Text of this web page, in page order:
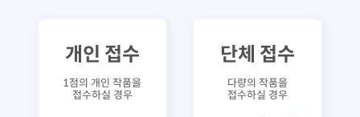
개인 접수
1점의 개인 작품을
접수하실 경우
단체 접수
다량의 작품을
접수하실 경우